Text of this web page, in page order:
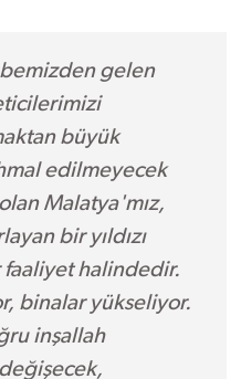
gelen
büyük
edilmeyecek
Malatya'mız,
bir yıldızı
halindedir.
binalar yükseliyor.
inşallah